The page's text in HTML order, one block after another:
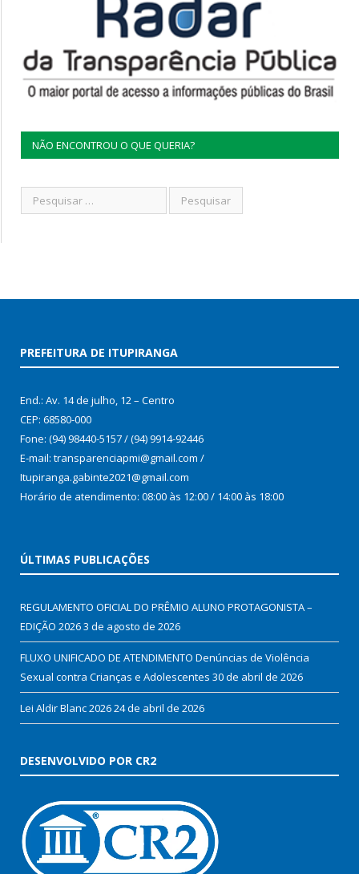
NÃO ENCONTROU O QUE QUERIA?
PREFEITURA DE ITUPIRANGA
End.: Av. 14 de julho, 12 – Centro
CEP: 68580-000
Fone: (94) 98440-5157 / (94) 9914-92446
E-mail: transparenciapmi@gmail.com /
Itupiranga.gabinte2021@gmail.com
Horário de atendimento: 08:00 às 12:00 / 14:00 às 18:00
ÚLTIMAS PUBLICAÇÕES
REGULAMENTO OFICIAL DO PRÊMIO ALUNO PROTAGONISTA –
EDIÇÃO 20263 de agosto de 2026
FLUXO UNIFICADO DE ATENDIMENTO Denúncias de Violência
Sexual contra Crianças e Adolescentes 30 de abril de 2026
Lei Aldir Blanc 202624 de abril de 2026
DESENVOLVIDO POR CR2